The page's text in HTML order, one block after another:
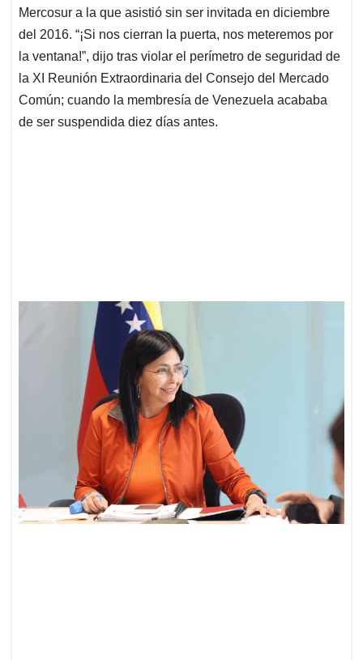
Mercosur a la que asistió sin ser invitada en diciembre
del 2016. “¡Si nos cierran la puerta, nos meteremos por
la ventana!”, dijo tras violar el perímetro de seguridad de
la XI Reunión Extraordinaria del Consejo del Mercado
Común; cuando la membresía de Venezuela acababa
de ser suspendida diez días antes.